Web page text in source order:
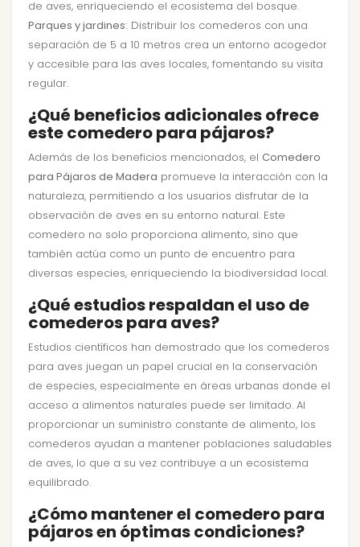
de aves, enriqueciendo el ecosistema del bosque.
Parques y jardines: Distribuir los comederos con una
separación de 5 a 10 metros crea un entorno acogedor
y accesible para las aves locales, fomentando su visita
regular.
¿Qué beneficios adicionales ofrece
este comedero para pájaros?
Además de los beneficios mencionados, el Comedero
para Pájaros de Madera promueve la interacción con la
naturaleza, permitiendo a los usuarios disfrutar de la
observación de aves en su entorno natural. Este
comedero no solo proporciona alimento, sino que
también actúa como un punto de encuentro para
diversas especies, enriqueciendo la biodiversidad local.
¿Qué estudios respaldan el uso de
comederos para aves?
Estudios científicos han demostrado que los comederos
para aves juegan un papel crucial en la conservación
de especies, especialmente en áreas urbanas donde el
acceso a alimentos naturales puede ser limitado. Al
proporcionar un suministro constante de alimento, los
comederos ayudan a mantener poblaciones saludables
de aves, lo que a su vez contribuye a un ecosistema
equilibrado.
¿Cómo mantener el comedero para
pájaros en óptimas condiciones?